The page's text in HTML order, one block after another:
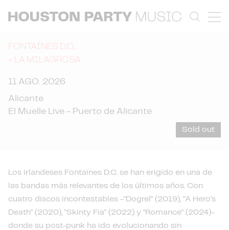
FONTAINES D.C.
+ LA MILAGROSA
11 AGO. 2026
Alicante
El Muelle Live - Puerto de Alicante
Sold out
Los irlandeses Fontaines D.C. se han erigido en una de
las bandas más relevantes de los últimos años. Con
cuatro discos incontestables -"Dogrel" (2019), "A Hero's
Death" (2020), "Skinty Fia" (2022) y "Romance" (2024)-
donde su post-punk ha ido evolucionando sin